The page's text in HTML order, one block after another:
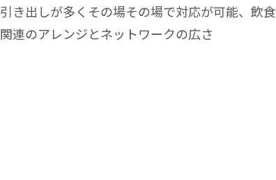
引き出しが多くその場その場で対応が可能、飲食
関連のアレンジとネットワークの広さ